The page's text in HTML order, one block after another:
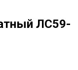
ЛС59-